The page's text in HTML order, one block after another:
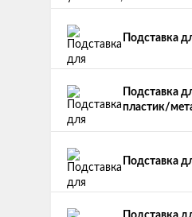
Подставка
Подставка
пластик/
Подставка